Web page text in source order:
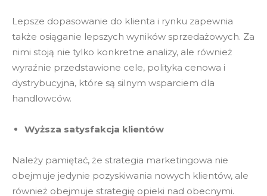
Lepsze dopasowanie do klienta i rynku zapewnia
także osiąganie lepszych wyników sprzedażowych. Za
nimi stoją nie tylko konkretne analizy, ale również
wyraźnie przedstawione cele, polityka cenowa i
dystrybucyjna, które są silnym wsparciem dla
handlowców.
Wyższa satysfakcja klientów
Należy pamiętać, że strategia marketingowa nie
obejmuje jedynie pozyskiwania nowych klientów, ale
również obejmuje strategię opieki nad obecnymi.